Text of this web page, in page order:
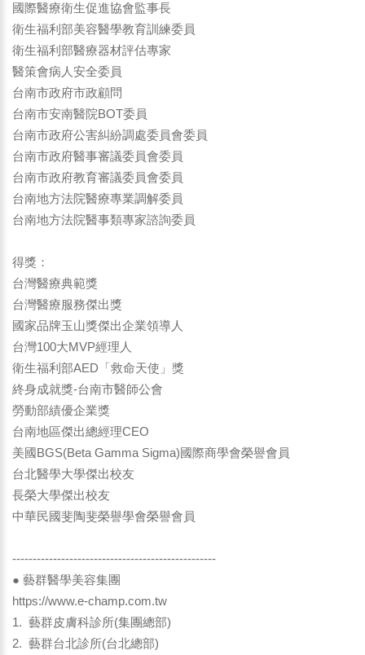
國際醫療衛生促進協會監事長
衛生福利部美容醫學教育訓練委員
衛生福利部醫療器材評估專家
醫策會病人安全委員
台南市政府市政顧問
台南市安南醫院BOT委員
台南市政府公害糾紛調處委員會委員
台南市政府醫事審議委員會委員
台南市政府教育審議委員會委員
台南地方法院醫療專業調解委員
台南地方法院醫事類專家諮詢委員
得獎：
台灣醫療典範獎
台灣醫療服務傑出獎
國家品牌玉山獎傑出企業領導人
台灣100大MVP經理人
衛生福利部AED「救命天使」獎
終身成就獎-台南市醫師公會
勞動部績優企業獎
台南地區傑出總經理CEO
美國BGS(Beta Gamma Sigma)國際商學會榮譽會員
台北醫學大學傑出校友
長榮大學傑出校友
中華民國斐陶斐榮譽學會榮譽會員
--------------------------------------------------
● 藝群醫學美容集團
https://www.e-champ.com.tw
1. 藝群皮膚科診所(集團總部)
2. 藝群台北診所(台北總部)